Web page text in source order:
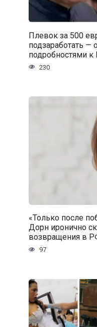
Плевок за 500
подзаработать —
подробностями к
230
«Только после
Дорн иронично
возвращения в
97